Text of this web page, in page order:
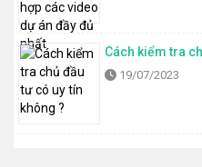
Cách kiểm tra
19/07/2023